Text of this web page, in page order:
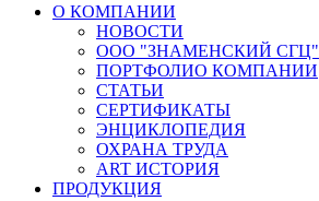
О КОМПАНИИ
НОВОСТИ
ООО "ЗНАМЕНСКИЙ СГЦ"
ПОРТФОЛИО КОМПАНИИ
СТАТЬИ
СЕРТИФИКАТЫ
ЭНЦИКЛОПЕДИЯ
ОХРАНА ТРУДА
ART ИСТОРИЯ
ПРОДУКЦИЯ